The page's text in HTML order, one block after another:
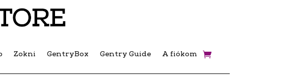
Zokni GentryBox Gentry Guide A fiókom